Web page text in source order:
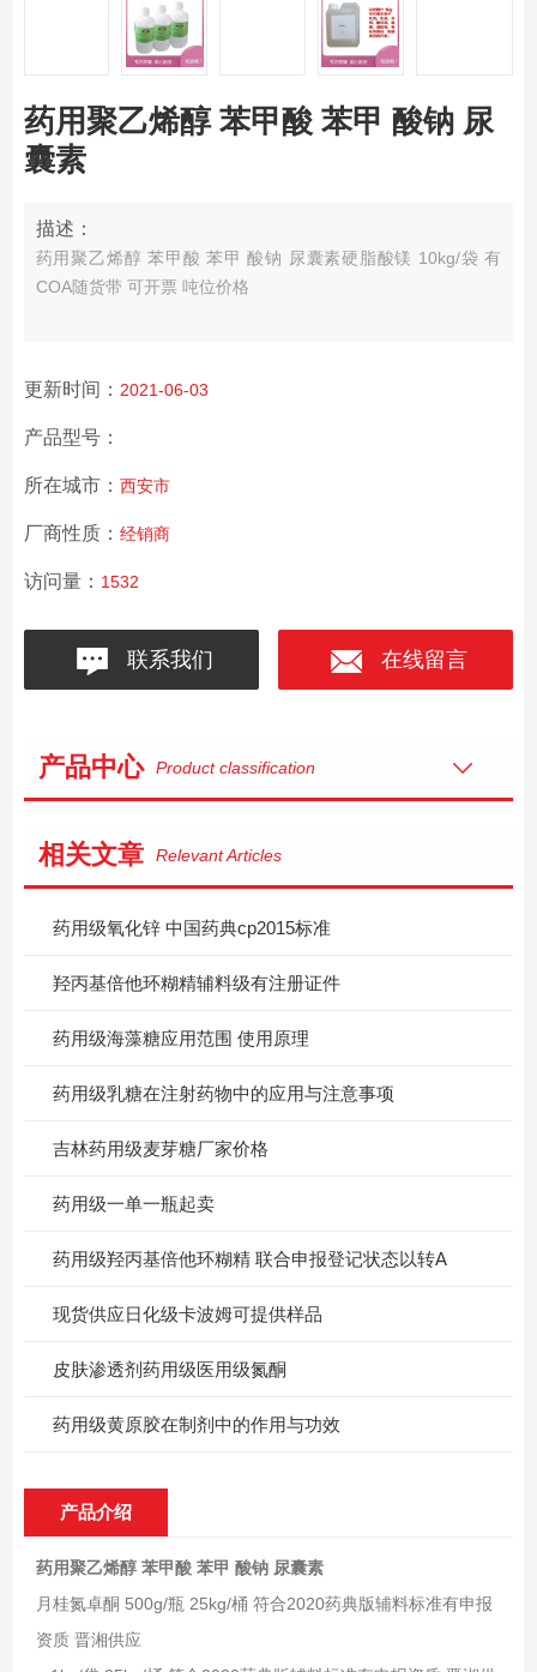
药用聚乙烯醇 苯甲酸 苯甲 酸钠 尿
囊素
描述：
药用聚乙烯醇 苯甲酸 苯甲 酸钠 尿囊素硬脂酸镁 10kg/袋 有
COA随货带 可开票 吨位价格
更新时间： 2021-06-03
产品型号：
所在城市： 西安市
厂商性质： 经销商
访问量： 1532
联系我们 在线留言
产品中心 Product classification
相关文章 Relevant Articles
药用级氧化锌 中国药典cp2015标准
羟丙基倍他环糊精辅料级有注册证件
药用级海藻糖应用范围 使用原理
药用级乳糖在注射药物中的应用与注意事项
吉林药用级麦芽糖厂家价格
药用级一单一瓶起卖
药用级羟丙基倍他环糊精 联合申报登记状态以转A
现货供应日化级卡波姆可提供样品
皮肤渗透剂药用级医用级氮酮
药用级黄原胶在制剂中的作用与功效
产品介绍
药用聚乙烯醇 苯甲酸 苯甲 酸钠 尿囊素
月桂氮卓酮 500g/瓶 25kg/桶 符合2020药典版辅料标准有申报
资质 晋湘供应